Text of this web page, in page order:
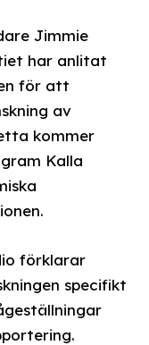
Jimmie
har anlitat
för att
av
kommer
Kalla
förklarar
specifikt